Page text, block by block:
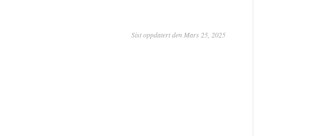
Sist oppdatert den Mars 25, 2025